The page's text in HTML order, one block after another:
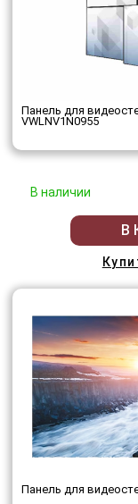
Панель для
VWLNV1N0955
В наличии
В
Панель для